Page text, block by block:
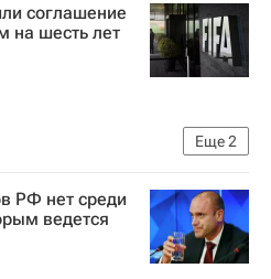
соглашение
на шесть лет
Еще2
футбола (ФИФА)
РФ нет среди
ведется